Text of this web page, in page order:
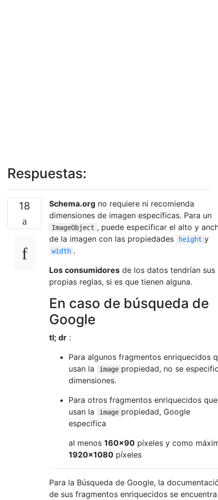
Respuestas:
18 Schema.org no requiere ni recomienda
dimensiones de imagen específicas. Para un
ImageObject , puede especificar el alto y
de la imagen con las propiedades
height y
width .
Los consumidores de los datos tendrían sus
propias reglas, si es que tienen alguna.
En caso de búsqueda de
Google
tl; dr :
Para algunos fragmentos enriquecidos
usan la
image propiedad, no se
dimensiones.
Para otros fragmentos enriquecidos que
usan la
image propiedad, Google
especifica
al menos 160x90 píxeles y como
1920x1080 píxeles
Para la Búsqueda de Google, la
de sus fragmentos enriquecidos se